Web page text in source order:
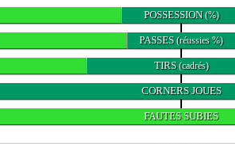
POSSESSION(%)
PASSES(réussies %)
TIRS(cadrés)
CORNERS JOUES
FAUTES SUBIES